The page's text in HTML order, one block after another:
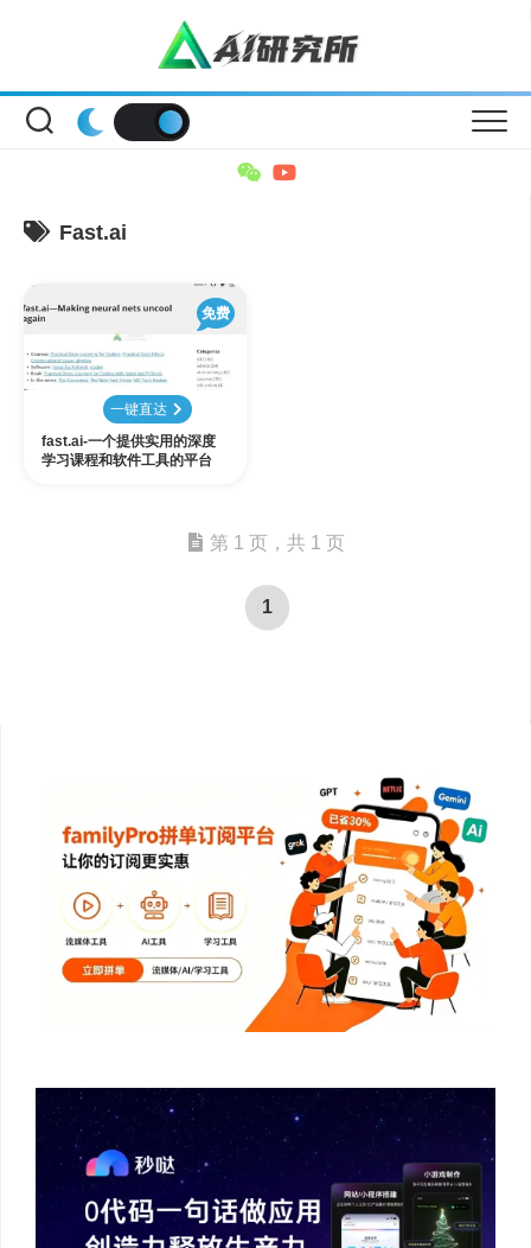
Fast.ai
免费
一键直达
fast.ai-一个提供实用的深度
学习课程和软件工具的平台
第 1 页，共 1 页
1